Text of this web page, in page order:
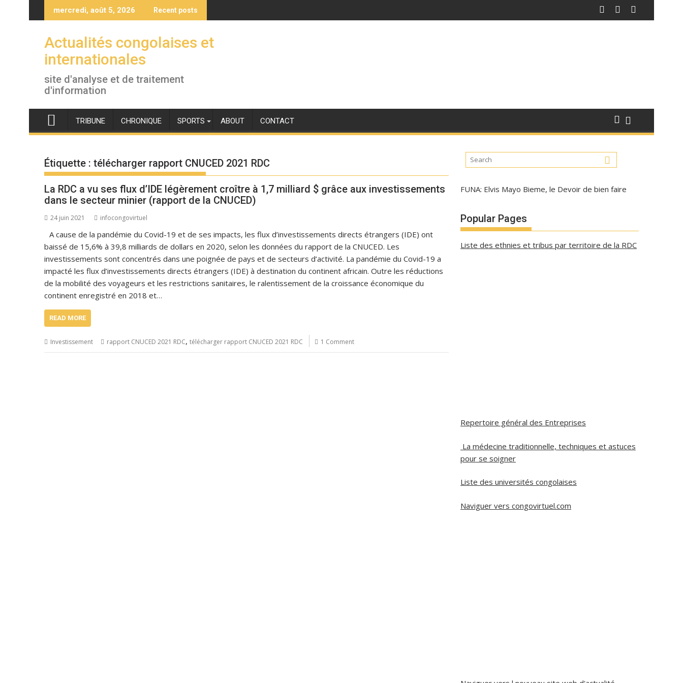
to
mercredi, août 5, 2026 Recent posts
Actualités congolaises et
internationales
site d'analyse et de traitement
d'information
TRIBUNE CHRONIQUE SPORTS ABOUT CONTACT
Étiquette : télécharger rapport CNUCED 2021 RDC
La RDC a vu ses flux d’IDE légèrement croître à 1,7 milliard $ grâce aux investissements
dans le secteur minier (rapport de la CNUCED)
24 juin 2021 infocongovirtuel
A cause de la pandémie du Covid-19 et de ses impacts, les flux d’investissements directs étrangers (IDE) ont
baissé de 15,6% à 39,8 milliards de dollars en 2020, selon les données du rapport de la CNUCED. Les
investissements sont concentrés dans une poignée de pays et de secteurs d’activité. La pandémie du Covid-19 a
impacté les flux d’investissements directs étrangers (IDE) à destination du continent africain. Outre les réductions
de la mobilité des voyageurs et les restrictions sanitaires, le ralentissement de la croissance économique du
continent enregistré en 2018 et…
READ MORE
Investissement rapport CNUCED 2021 RDC, télécharger rapport CNUCED 2021 RDC 1 Comment
FUNA: Elvis Mayo Bieme, le Devoir de bien faire
Popular Pages
Liste des ethnies et tribus par territoire de la RDC
Repertoire général des Entreprises
La médecine traditionnelle, techniques et astuces
pour se soigner
Liste des universités congolaises
Naviguer vers congovirtuel.com